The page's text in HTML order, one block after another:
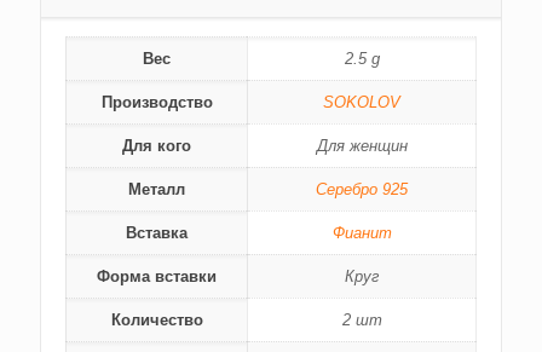
Вес 2.5 g
Производство SOKOLOV
Для кого Для женщин
Металл Серебро 925
Вставка Фианит
Форма вставки Круг
Количество 2 шт